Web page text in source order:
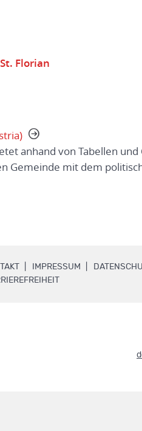
Florian
anhand von Tabellen und
Gemeinde mit dem
IMPRESSUM
.